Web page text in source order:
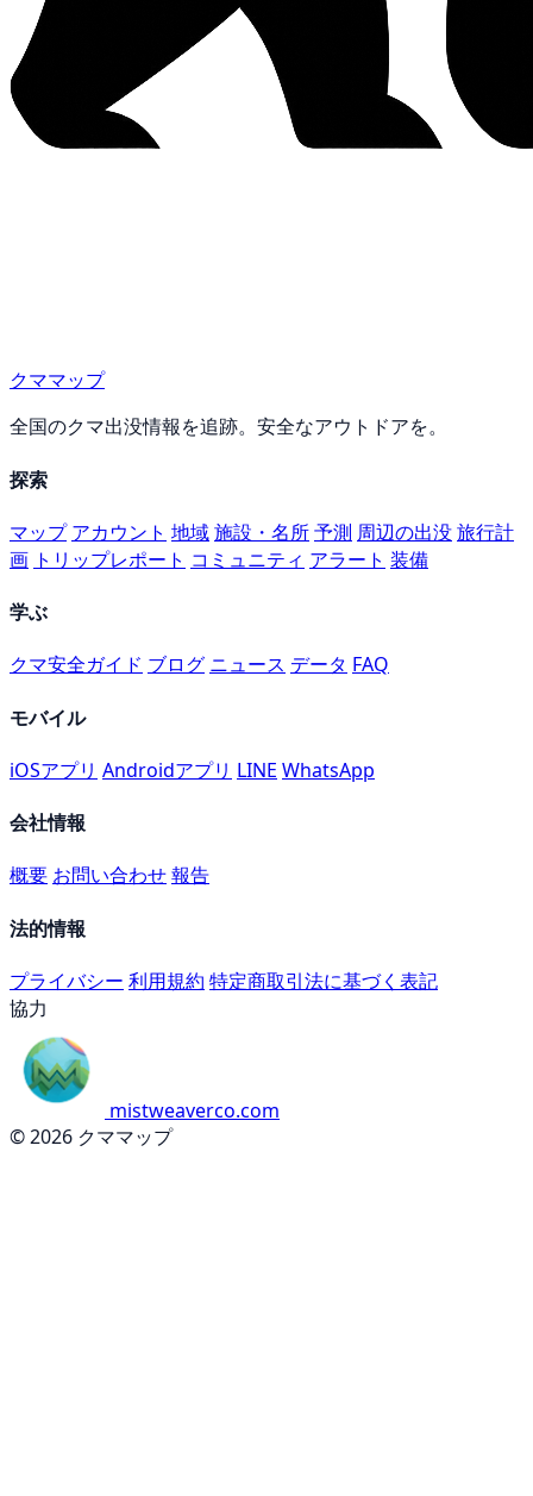
クママップ
全国のクマ出没情報を追跡。安全なアウトドアを。
探索
マップ アカウント 地域施設・名所予測 周辺の出没旅行計
画 トリップレポート コミュニティ アラート 装備
学ぶ
クマ安全ガイド ブログ ニュース データ FAQ
モバイル
iOSアプリ Androidアプリ LINE WhatsApp
会社情報
概要 お問い合わせ報告
法的情報
プライバシー 利用規約 特定商取引法に基づく表記
協力
mistweaverco.com
© 2026 クママップ